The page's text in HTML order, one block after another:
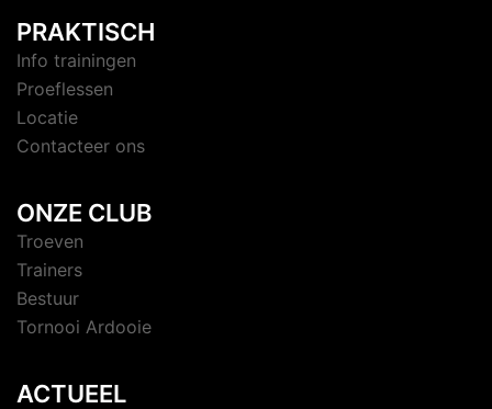
PRAKTISCH
Info trainingen
Proeflessen
Locatie
Contacteer ons
ONZE CLUB
Troeven
Trainers
Bestuur
Tornooi Ardooie
ACTUEEL